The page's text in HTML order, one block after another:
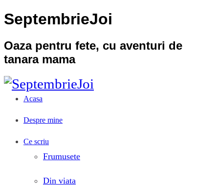
SeptembrieJoi
Oaza pentru fete, cu aventuri de
tanara mama
Acasa
Despre mine
Ce scriu
Frumusete
Din viata